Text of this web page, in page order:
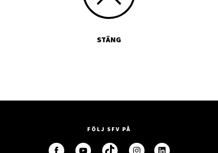
STÄNG
FÖLJ SFV PÅ